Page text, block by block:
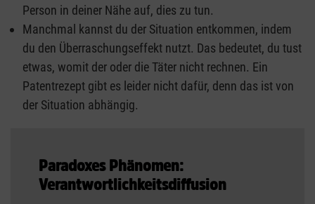
Person in deiner Nähe auf, dies zu tun.
Manchmal kannst du der Situation entkommen, indem
du den Überraschungseffekt nutzt. Das bedeutet, du tust
etwas, womit der oder die Täter nicht rechnen. Ein
Patentrezept gibt es leider nicht dafür, denn das ist von
der Situation abhängig.
Paradoxes Phänomen:
Verantwortlichkeitsdiffusion